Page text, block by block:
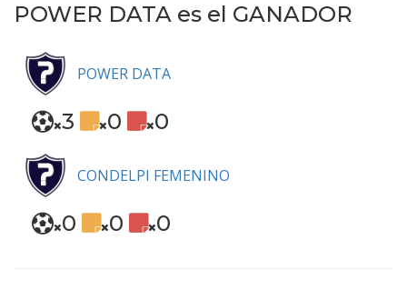
POWER DATA es el GANADOR
POWER DATA
3 0 0
CONDELPI FEMENINO
0 0 0